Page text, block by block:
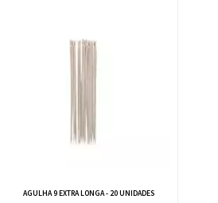
AGULHA 9 EXTRA LONGA - 20 UNIDADES